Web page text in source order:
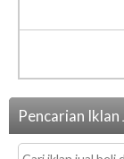
Pencarian Iklan